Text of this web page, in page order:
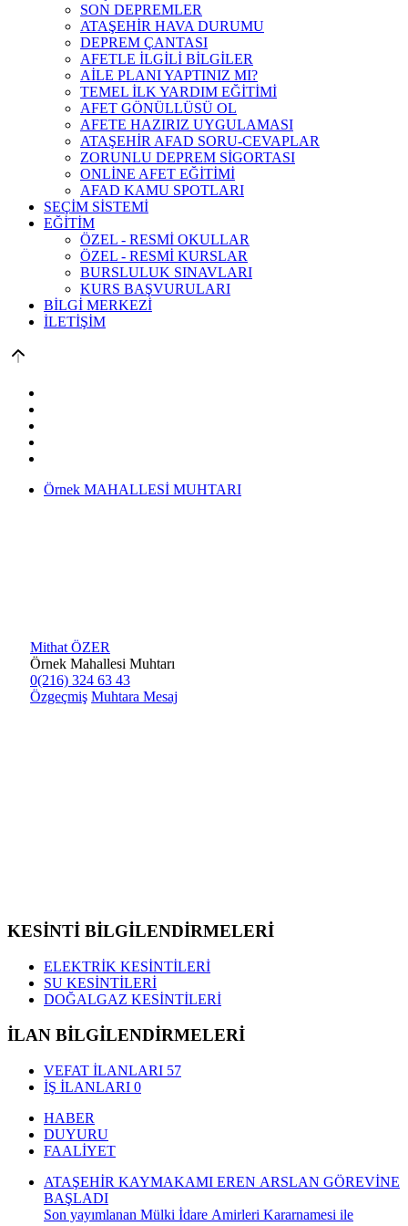
SON DEPREMLER
ATAŞEHİR HAVA DURUMU
DEPREM ÇANTASI
AFETLE İLGİLİ BİLGİLER
AİLE PLANI YAPTINIZ MI?
TEMEL İLK YARDIM EĞİTİMİ
AFET GÖNÜLLÜSÜ OL
AFETE HAZIRIZ UYGULAMASI
ATAŞEHİR AFAD SORU-CEVAPLAR
ZORUNLU DEPREM SİGORTASI
ONLİNE AFET EĞİTİMİ
AFAD KAMU SPOTLARI
SEÇİM SİSTEMİ
EĞİTİM
ÖZEL - RESMİ OKULLAR
ÖZEL - RESMİ KURSLAR
BURSLULUK SINAVLARI
KURS BAŞVURULARI
BİLGİ MERKEZİ
İLETİŞİM
Örnek MAHALLESİ MUHTARI
Mithat ÖZER
Örnek Mahallesi Muhtarı
0(216) 324 63 43
Özgeçmiş Muhtara Mesaj
KESİNTİ BİLGİLENDİRMELERİ
ELEKTRİK KESİNTİLERİ
SU KESİNTİLERİ
DOĞALGAZ KESİNTİLERİ
İLAN BİLGİLENDİRMELERİ
VEFAT İLANLARI 57
İŞ İLANLARI 0
HABER
DUYURU
FAALİYET
ATAŞEHİR KAYMAKAMI EREN ARSLAN GÖREVİNE
BAŞLADI
Son yayımlanan Mülki İdare Amirleri Kararnamesi ile